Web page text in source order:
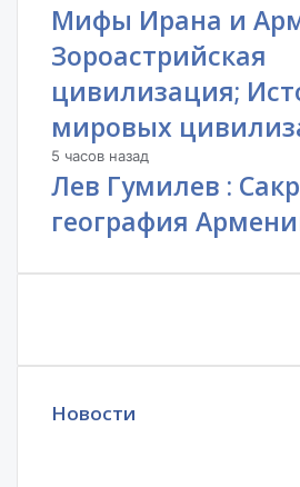
Мифы Ирана и
Зороастрийская
цивилизация;
мировых
5 часов назад
Лев Гумилев :
география
Новости